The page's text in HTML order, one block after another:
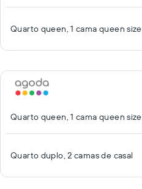
Quarto queen, 1 cama queen size
Quarto queen, 1 cama queen size
Quarto duplo, 2 camas de casal